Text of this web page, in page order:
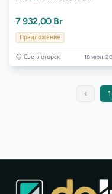
7 932,00 Br
Предложение
Светлогорск 18 июл.
‹ 1